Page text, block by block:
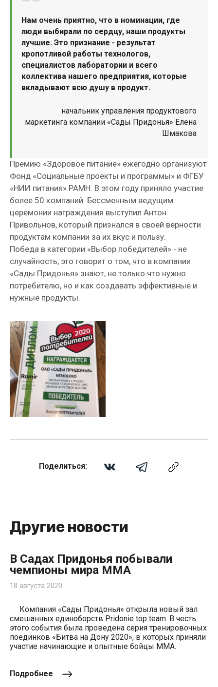
Нам очень приятно, что в номинации, где
люди выбирали по сердцу, наши продукты
лучшие. Это признание - результат
кропотливой работы технологов,
специалистов лаборатории и всего
коллектива нашего предприятия, которые
вкладывают всю душу в продукт.
начальник управления продуктового
маркетинга компании «Сады Придонья» Елена
Шмакова
Премию «Здоровое питание» ежегодно организуют
Фонд «Социальные проекты и программы» и ФГБУ
«НИИ питания» РАМН. В этом году приняло участие
более 50 компаний. Бессменным ведущим
церемонии награждения выступил Антон
Привольнов, который признался в своей верности
продуктам компании за их вкус и пользу.
Победа в категории «Выбор победителей» - не
случайность, это говорит о том, что в компании
«Сады Придонья» знают, не только что нужно
потребителю, но и как создавать эффективные и
нужные продукты.
Поделиться:
Другие новости
В Садах Придонья побывали
чемпионы мира ММА
18 августа 2020
Компания «Сады Придонья» открыла новый зал
смешанных единоборств Pridonie top team. В честь
этого события была проведена серия тренировочных
поединков «Битва на Дону 2020», в которых приняли
участие начинающие и опытные бойцы ММА.
Подробнее